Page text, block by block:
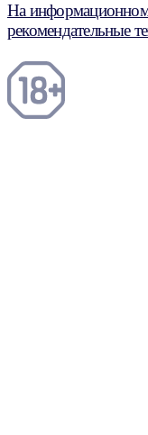
На
рекомендательные